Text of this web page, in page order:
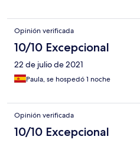
Opinión verificada
10/10 Excepcional
22 de julio de 2021
Paula, se hospedó 1 noche
Opinión verificada
10/10 Excepcional